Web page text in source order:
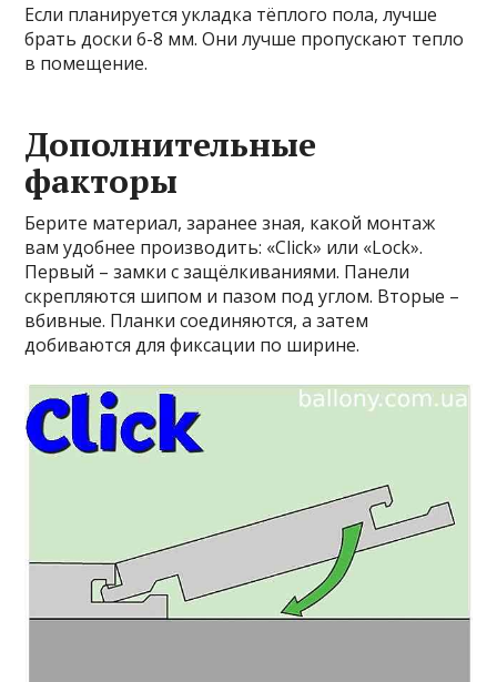
Если планируется укладка тёплого пола, лучше
брать доски 6-8 мм. Они лучше пропускают тепло
в помещение.
Дополнительные
факторы
Берите материал, заранее зная, какой монтаж
вам удобнее производить: «Click» или «Lock».
Первый – замки с защёлкиваниями. Панели
скрепляются шипом и пазом под углом. Вторые –
вбивные. Планки соединяются, а затем
добиваются для фиксации по ширине.